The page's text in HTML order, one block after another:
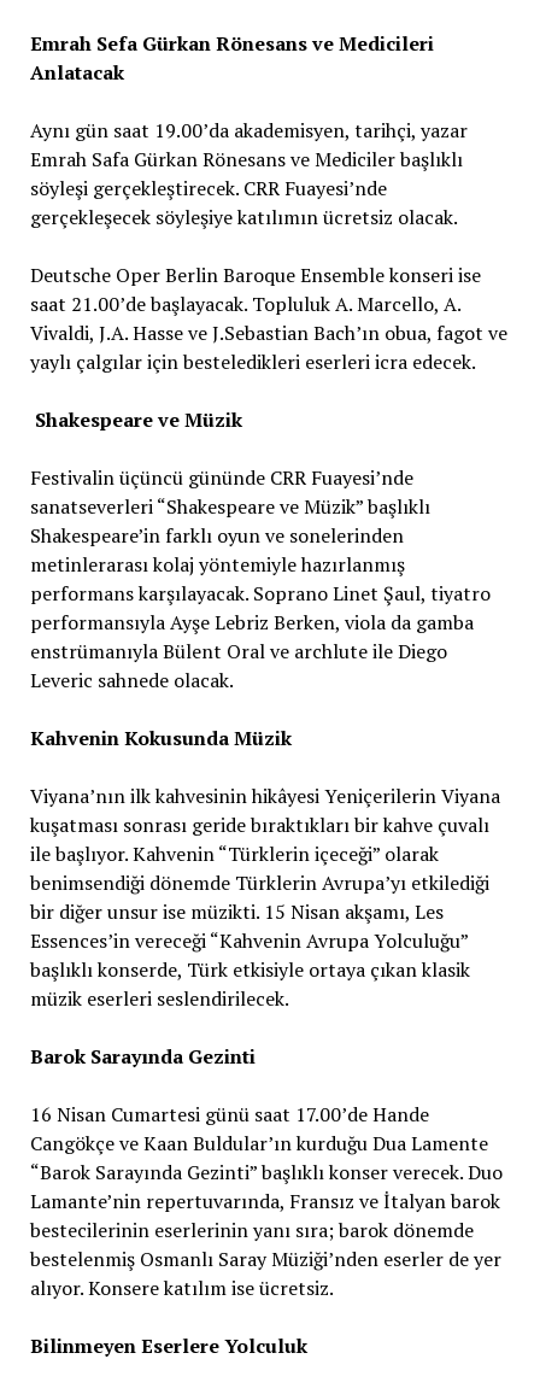
Emrah Sefa Gürkan Rönesans ve Medicileri
Anlatacak
Aynı gün saat 19.00’da akademisyen, tarihçi, yazar
Emrah Safa Gürkan Rönesans ve Mediciler başlıklı
söyleşi gerçekleştirecek. CRR Fuayesi’nde
gerçekleşecek söyleşiye katılımın ücretsiz olacak.
Deutsche Oper Berlin Baroque Ensemble konseri ise
saat 21.00’de başlayacak. Topluluk A. Marcello, A.
Vivaldi, J.A. Hasse ve J.Sebastian Bach’ın obua, fagot ve
yaylı çalgılar için besteledikleri eserleri icra edecek.
Shakespeare ve Müzik
Festivalin üçüncü gününde CRR Fuayesi’nde
sanatseverleri “Shakespeare ve Müzik” başlıklı
Shakespeare’in farklı oyun ve sonelerinden
metinlerarası kolaj yöntemiyle hazırlanmış
performans karşılayacak. Soprano Linet Şaul, tiyatro
performansıyla Ayşe Lebriz Berken, viola da gamba
enstrümanıyla Bülent Oral ve archlute ile Diego
Leveric sahnede olacak.
Kahvenin Kokusunda Müzik
Viyana’nın ilk kahvesinin hikâyesi Yeniçerilerin Viyana
kuşatması sonrası geride bıraktıkları bir kahve çuvalı
ile başlıyor. Kahvenin “Türklerin içeceği” olarak
benimsendiği dönemde Türklerin Avrupa’yı etkilediği
bir diğer unsur ise müzikti. 15 Nisan akşamı, Les
Essences’in vereceği “Kahvenin Avrupa Yolculuğu”
başlıklı konserde, Türk etkisiyle ortaya çıkan klasik
müzik eserleri seslendirilecek.
Barok Sarayında Gezinti
16 Nisan Cumartesi günü saat 17.00’de Hande
Cangökçe ve Kaan Buldular’ın kurduğu Dua Lamente
“Barok Sarayında Gezinti” başlıklı konser verecek. Duo
Lamante’nin repertuvarında, Fransız ve İtalyan barok
bestecilerinin eserlerinin yanı sıra; barok dönemde
bestelenmiş Osmanlı Saray Müziği’nden eserler de yer
alıyor. Konsere katılım ise ücretsiz.
Bilinmeyen Eserlere Yolculuk